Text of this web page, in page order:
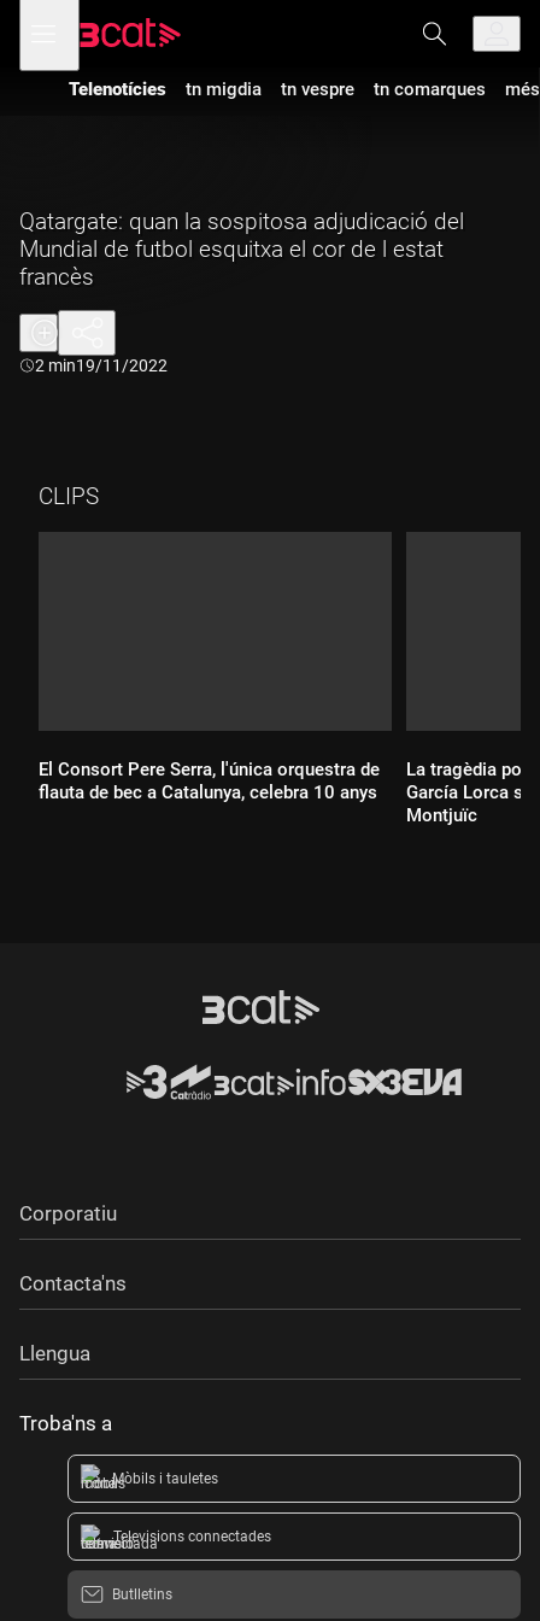
navegació
menú
de
Telenotícies tn migdia tn vespre tn comarques
Qatargate: quan la sospitosa adjudicació del
Mundial de futbol esquitxa el cor de l estat
francès
Durada:
2 min19/11/2022
CLIPS
El Consort Pere Serra, l'única orquestra de
flauta de bec a Catalunya, celebra 10 anys
La tragèdia
García Lorca
Montjuïc
Corporatiu
Contacta'ns
Llengua
Troba'ns a
Mòbils i tauletes
Televisions connectades
Butlletins